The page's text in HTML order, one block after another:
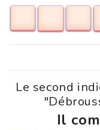
Le second
Il